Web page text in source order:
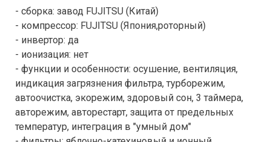
- сборка: завод FUJITSU (Китай)
- компрессор: FUJITSU (Япония,роторный)
- инвертор: да
- ионизация: нет
- функции и особенности: осушение, вентиляция,
индикация загрязнения фильтра, турборежим,
автоочистка, экорежим, здоровый сон, 3 таймера,
авторежим, авторестарт, защита от предельных
температур, интеграция в "умный дом"